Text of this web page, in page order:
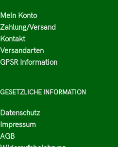
Mein Konto
Zahlung/Versand
Kontakt
Versandarten
GPSR Information
GESETZLICHE INFORMATION
Datenschutz
Impressum
AGB